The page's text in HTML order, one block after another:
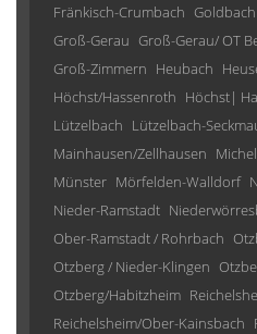
Fränkisch-Crumbach Goldbach
Groß-Gerau Groß-Gerau/ OT
Groß-Zimmern Heubach
Höchst/Hassenroth Höchst|
Lützelbach Lützelbach-
Mainhausen/Zellhausen
Münster Mörfelden-Walldorf
Nieder-Ramstadt
Ober-Ramstadt / Rohrbach
Otzberg / Nieder-Klingen
Otzberg/Habitzheim
Reichelsheim/Ober-Kainsbach